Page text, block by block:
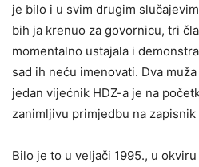
je bilo i u svim drugim
bih ja krenuo za govornicu, tri
momentalno ustajala i
sad ih neću imenovati. Dva
jedan vijećnik HDZ-a je na
zanimljivu primjedbu na
Bilo je to u veljači 1995., u